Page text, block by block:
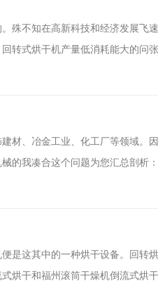
殊不知在高新科技和经济发展飞
转式烘干机产量低消耗能大的问
材、冶金工业、化工厂等领域。
的我凑合这个问题为您汇总剖析
是这其中的一种烘干设备。回
烘干和福州滚筒干燥机倒流式烘